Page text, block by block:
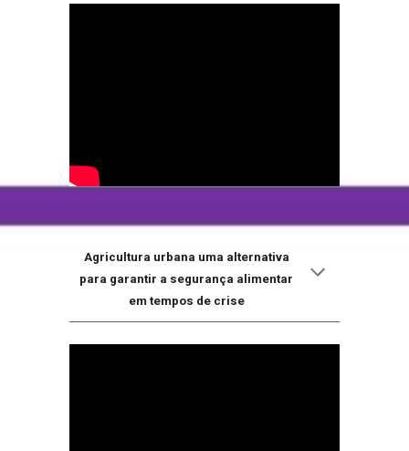
Agricultura urbana uma alternativa
para garantir a segurança alimentar
em tempos de crise